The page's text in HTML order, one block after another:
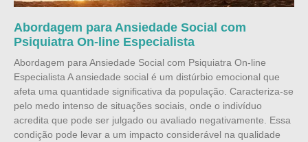
Abordagem para Ansiedade Social com
Psiquiatra On-line Especialista
Abordagem para Ansiedade Social com Psiquiatra On-line
Especialista A ansiedade social é um distúrbio emocional que
afeta uma quantidade significativa da população. Caracteriza-se
pelo medo intenso de situações sociais, onde o indivíduo
acredita que pode ser julgado ou avaliado negativamente. Essa
condição pode levar a um impacto considerável na qualidade